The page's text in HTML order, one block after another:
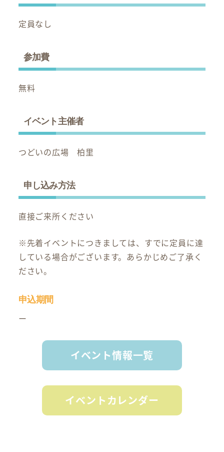
定員なし
参加費
無料
イベント主催者
つどいの広場 柏里
申し込み方法
直接ご来所ください
※先着イベントにつきましては、すでに定員に達
している場合がございます。あらかじめご了承く
ださい。
申込期間
ー
イベント情報一覧
イベントカレンダー